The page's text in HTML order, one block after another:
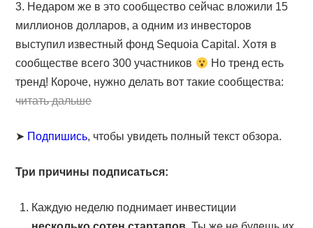
3. Недаром же в это сообщество сейчас вложили 15
миллионов долларов, а одним из инвесторов
выступил известный фонд Sequoia Capital. Хотя в
сообществе всего 300 участников
Но тренд есть
тренд! Короче, нужно делать вот такие сообщества:
читать дальше
➤ Подпишись, чтобы увидеть полный текст обзора.
Три причины подписаться:
Каждую неделю поднимает инвестиции